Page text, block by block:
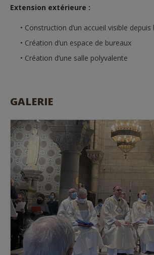
Extension extérieure :
Construction d’un accueil visible depuis
Création d’un espace de bureaux
Création d’une salle polyvalente
GALERIE